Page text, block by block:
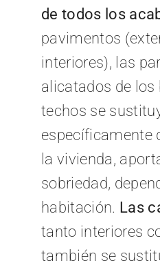
de todos los
pavimentos
interiores), las
alicatados de los
techos se
específicamente
la vivienda,
sobriedad,
habitación. Las
tanto interiores
también se